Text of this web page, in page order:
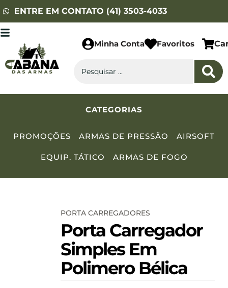
ENTRE EM CONTATO (41) 3503-4033
Minha Conta Favoritos
CATEGORIAS
PROMOÇÕES ARMAS DE PRESSÃO AIRSOFT
EQUIP. TÁTICO ARMAS DE FOGO
PORTA CARREGADORES
Porta Carregador
Simples Em
Polimero Bélica